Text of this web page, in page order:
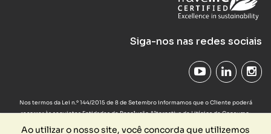
Siga-nos nas redes sociais
Ao utilizar o nosso site, você concorda que utilizemos
Nos termos da Lei n.º 144/2015 de 8 de Setembro informamos que o Cliente poderá
recorrer às seguintes Entidades de Resolução Alternativa de Litígios de Consumo:
Provedor do Cliente das Agências de Viagens e Turismo em